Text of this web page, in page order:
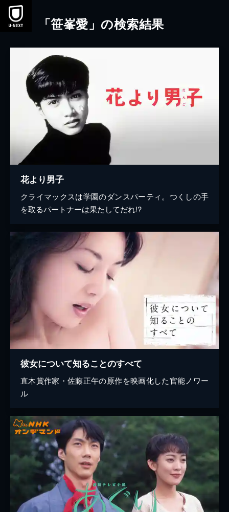
本文へスキップ
「笹峯愛」の検索結果
花より男子
クライマックスは学園のダンスパーティ。つくしの手
を取るパートナーは果たしてだれ!?
彼女について知ることのすべて
直木賞作家・佐藤正午の原作を映画化した官能ノワー
ル